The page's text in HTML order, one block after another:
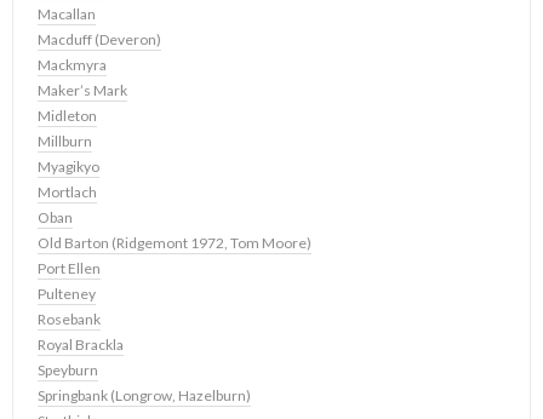
Macallan
Macduff (Deveron)
Mackmyra
Maker’s Mark
Midleton
Millburn
Myagikyo
Mortlach
Oban
Old Barton (Ridgemont 1972, Tom Moore)
Port Ellen
Pulteney
Rosebank
Royal Brackla
Speyburn
Springbank (Longrow, Hazelburn)